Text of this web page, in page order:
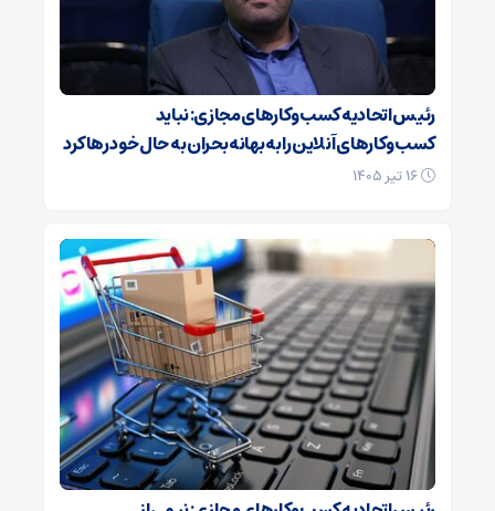
رئیس اتحادیه کسب‌وکارهای مجازی: نباید
کسب‌وکارهای آنلاین را به بهانه بحران به حال خود رها کرد